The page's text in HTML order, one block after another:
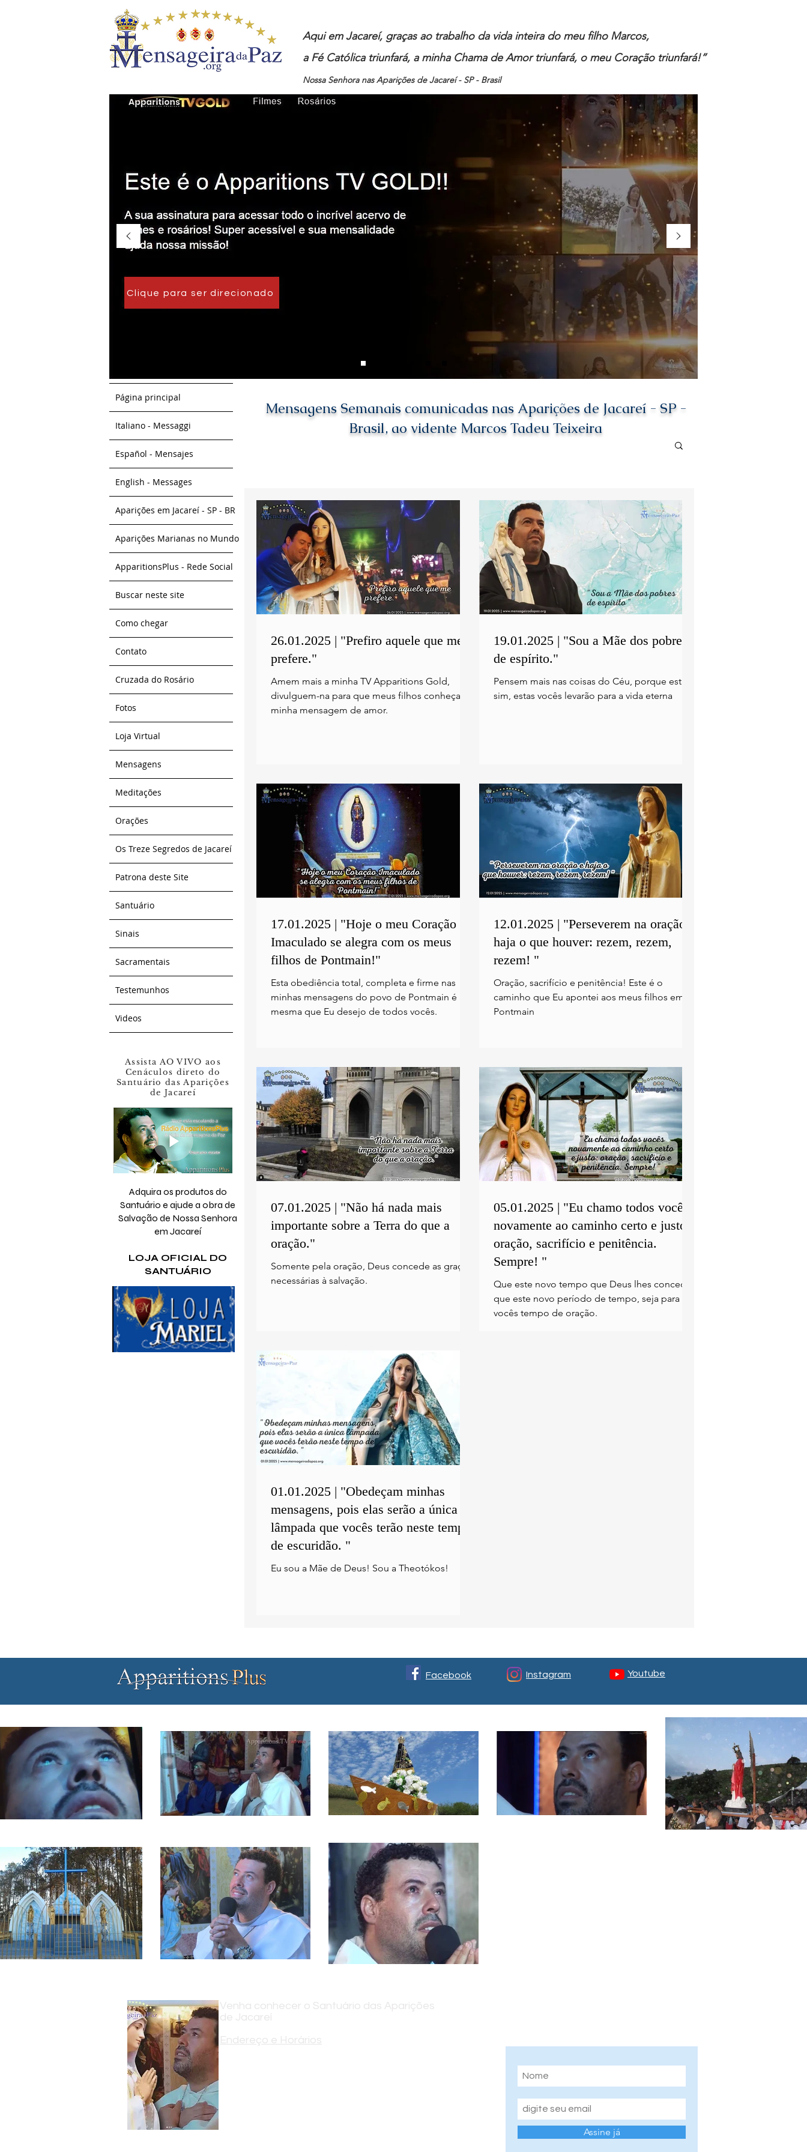
Aqui em Jacareí, graças ao trabalho da vida inteira do meu filho Marcos,
a Fé Católica triunfará, a minha Chama de Amor triunfará, o meu Coração triunfará!”
Nossa Senhora nas Aparições de Jacareí - SP - Brasil
Clique para ser direcionado
Página principal
Italiano - Messaggi
Español - Mensajes
English - Messages
Aparições em Jacareí - SP - BR
Aparições Marianas no Mundo
ApparitionsPlus - Rede Social
Buscar neste site
Como chegar
Contato
Cruzada do Rosário
Fotos
Loja Virtual
Mensagens
Meditações
Orações
Os Treze Segredos de Jacareí
Patrona deste Site
Santuário
Sinais
Sacramentais
Testemunhos
Videos
Assista AO VIVO aos
Cenáculos direto do
Santuário das Aparições
de Jacareí
Adquira os produtos do
Santuário e ajude a obra de
Salvação de Nossa Senhora
em Jacareí
LOJA OFICIAL DO
SANTUÁRIO
Mensagens Semanais comunicadas nas Aparições de Jacareí - SP -
Brasil, ao vidente Marcos Tadeu Teixeira
26.01.2025 | "Prefiro aquele que me
prefere."
Amem mais a minha TV Apparitions Gold,
divulguem-na para que meus filhos conheçam
minha mensagem de amor.
19.01.2025 | "Sou a Mãe dos pobres
de espírito."
Pensem mais nas coisas do Céu, porque estas
sim, estas vocês levarão para a vida eterna
17.01.2025 | "Hoje o meu Coração
Imaculado se alegra com os meus
filhos de Pontmain!"
Esta obediência total, completa e firme nas
minhas mensagens do povo de Pontmain é a
mesma que Eu desejo de todos vocês.
12.01.2025 | "Perseverem na oração e
haja o que houver: rezem, rezem,
rezem! "
Oração, sacrifício e penitência! Este é o
caminho que Eu apontei aos meus filhos em
Pontmain
07.01.2025 | "Não há nada mais
importante sobre a Terra do que a
oração."
Somente pela oração, Deus concede as graças
necessárias à salvação.
05.01.2025 | "Eu chamo todos vocês
novamente ao caminho certo e justo:
oração, sacrifício e penitência.
Sempre! "
Que este novo tempo que Deus lhes concede,
que este novo período de tempo, seja para
vocês tempo de oração.
01.01.2025 | "Obedeçam minhas
mensagens, pois elas serão a única
lâmpada que vocês terão neste tempo
de escuridão. "
Eu sou a Mãe de Deus! Sou a Theotókos!
Facebook Instagram Youtube
Venha conhecer o Santuário das Aparições
de Jacareí
Endereço e Horários
Assine já